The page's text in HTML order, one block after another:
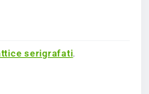
serigrafati.